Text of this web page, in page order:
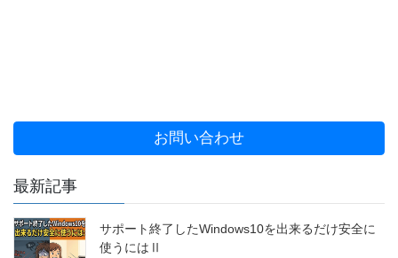
お問い合わせ
最新記事
サポート終了したWindows10を出来るだけ安全に
使うにはⅡ